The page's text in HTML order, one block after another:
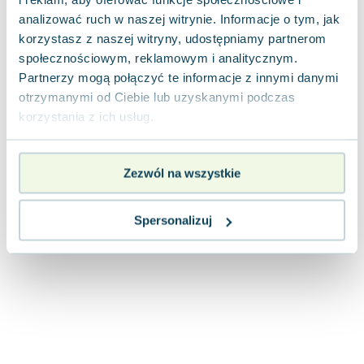
analizować ruch w naszej witrynie. Informacje o tym, jak
korzystasz z naszej witryny, udostępniamy partnerom
społecznościowym, reklamowym i analitycznym.
Partnerzy mogą połączyć te informacje z innymi danymi
otrzymanymi od Ciebie lub uzyskanymi podczas
korzystania z ich usług.
Zezwól na wszystkie
Spersonalizuj
Lorraine Warren
Ajahn Brahm
Lucinda Riley